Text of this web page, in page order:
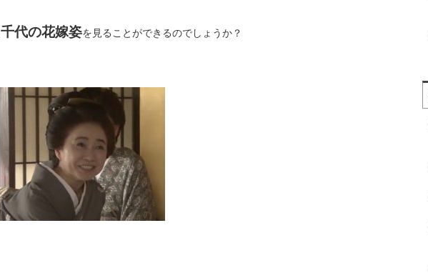
千代の花嫁姿を見ることができるのでしょうか？